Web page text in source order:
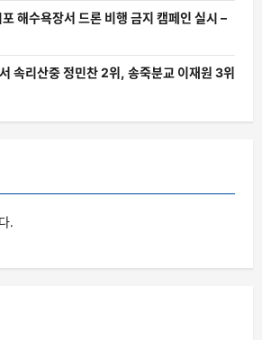
해수욕장서 드론 비행 금지 캠페인 실시 –
속리산중 정민찬 2위, 송죽분교 이재원 3위
.